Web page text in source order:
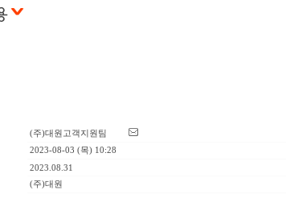
(주)대원고객지원팀
2023-08-03 (목) 10:28
2023.08.31
(주)대원